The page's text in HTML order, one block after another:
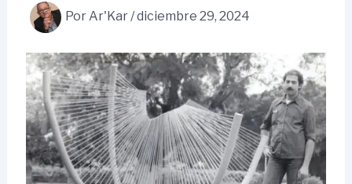
PorAr'Kar/diciembre 29, 2024